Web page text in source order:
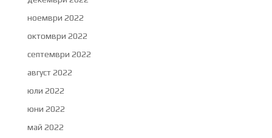
ноември 2022
октомври 2022
септември 2022
август 2022
юли 2022
юни 2022
май 2022